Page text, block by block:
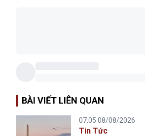
BÀI VIẾT LIÊN QUAN
07:05 08/08/2026
Tin Tức